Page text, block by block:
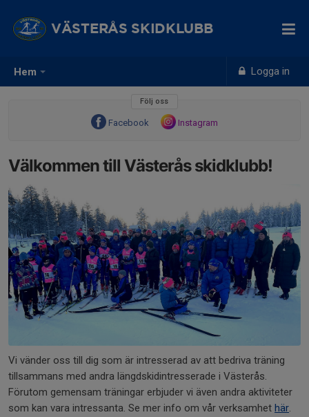
Hem Logga in
VÄSTERÅS SKIDKLUBB
Följ oss
Facebook Instagram
Välkommen till Västerås skidklubb!
Vi vänder oss till dig som är intresserad av att bedriva träning
tillsammans med andra längdskidintresserade i Västerås.
Förutom gemensam träningar erbjuder vi även andra aktiviteter
som kan vara intressanta. Se mer info om vår verksamhet här.